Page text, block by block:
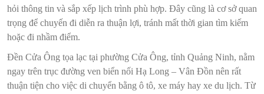
hỏi thông tin và sắp xếp lịch trình phù hợp. Đây cũng là cơ sở quan
trọng để chuyến đi diễn ra thuận lợi, tránh mất thời gian tìm kiếm
hoặc đi nhầm điểm.
Đền Cửa Ông tọa lạc tại phường Cửa Ông, tỉnh Quảng Ninh, nằm
ngay trên trục đường ven biển nối Hạ Long – Vân Đồn nên rất
thuận tiện cho việc di chuyển bằng ô tô, xe máy hay xe du lịch. Từ